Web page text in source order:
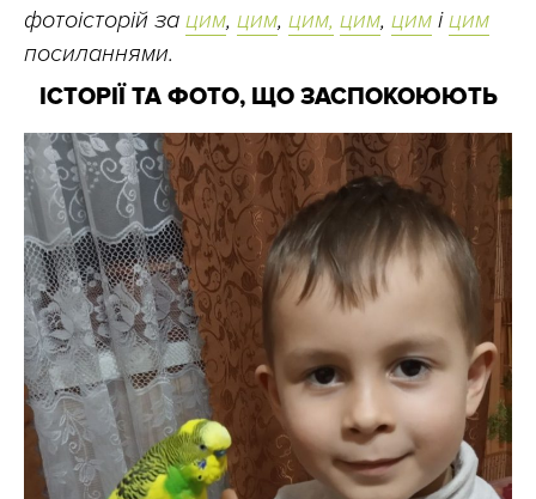
фотоісторій за цим, цим, цим, цим, цим іцим
посиланнями.
ІСТОРІЇ ТА ФОТО, ЩО ЗАСПОКОЮЮТЬ